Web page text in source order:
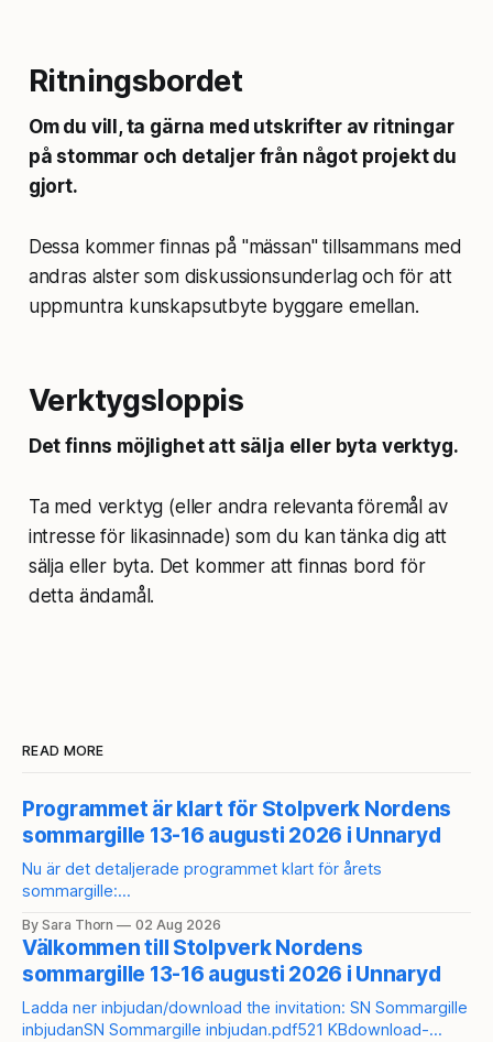
Ritningsbordet
Om du vill, ta gärna med utskrifter av ritningar
på stommar och detaljer från något projekt du
gjort.
Dessa kommer finnas på "mässan" tillsammans med
andras alster som diskussionsunderlag och för att
uppmuntra kunskapsutbyte byggare emellan.
Verktygsloppis
Det finns möjlighet att sälja eller byta verktyg.
Ta med verktyg (eller andra relevanta föremål av
intresse för likasinnade) som du kan tänka dig att
sälja eller byta. Det kommer att finnas bord för
detta ändamål.
READ MORE
Programmet är klart för Stolpverk Nordens
sommargille 13-16 augusti 2026 i Unnaryd
Nu är det detaljerade programmet klart för årets
sommargille:
AzddVTpUyc1EUR4ZtwWb_yrO3uHQJFHgPvl6U/edit?
usp=sharing Anmäl dig här:
https://secure.tickster.com/sv/3vpuuwpn6m408y3/product
s För att bli medlem i Stolpverk Norden:
https://stolpverk.org/medlemskap/
By Sara Thorn 02 Aug 2026
Välkommen till Stolpverk Nordens
sommargille 13-16 augusti 2026 i Unnaryd
Ladda ner inbjudan/download the invitation: SN Sommargille
inbjudanSN Sommargille inbjudan.pdf521 KBdownload-